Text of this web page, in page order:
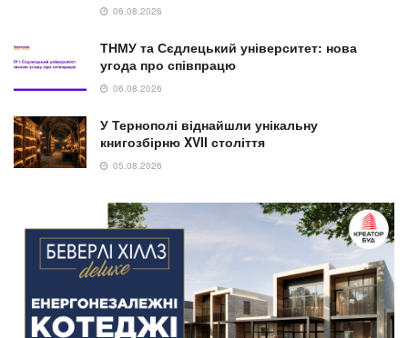
06.08.2026
ТНМУ та Сєдлецький університет: нова
угода про співпрацю
06.08.2026
У Тернополі віднайшли унікальну
книгозбірню XVII століття
05.08.2026